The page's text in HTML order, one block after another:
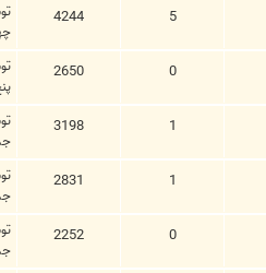
5
4244
0
2650
1
3198
جمعه
1
2831
جمعه
0
2252
جمعه ۲۴